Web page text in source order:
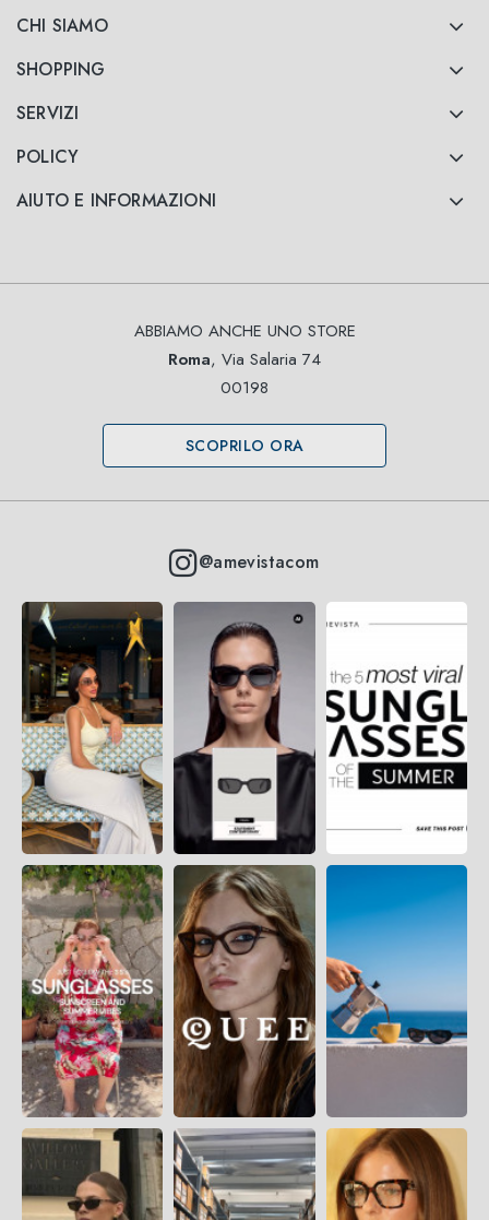
CHI SIAMO
SHOPPING
SERVIZI
POLICY
AIUTO E INFORMAZIONI
@amevistacom
ABBIAMO ANCHE UNO STORE
Roma, Via Salaria 74
00198
SCOPRILO ORA